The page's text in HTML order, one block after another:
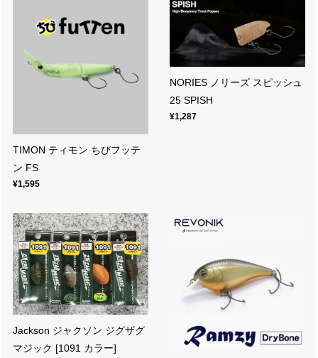
TIMON ティモン ちびフッテ
ン FS
¥1,595
NORIES ノリーズ スピッシュ
25 SPISH
¥1,287
Jackson ジャクソン ジグザグ
マジック [1091 カラー]